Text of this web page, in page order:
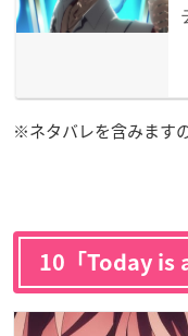
※ネタバレを含みます
10「Today is